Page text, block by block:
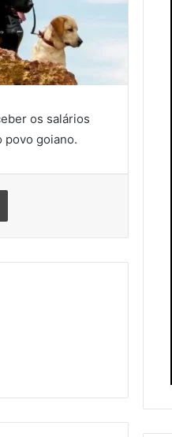
os salários
povo goiano.
Imprimir